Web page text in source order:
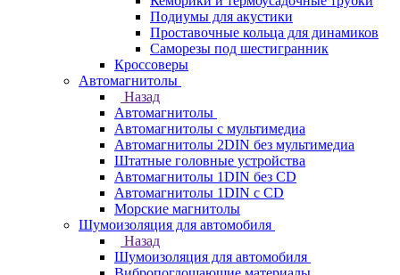
Подиумы для акустики
Проставочные кольца для динамиков
Саморезы под шестигранник
Кроссоверы
Автомагнитолы
Назад
Автомагнитолы
Автомагнитолы с мультимедиа
Автомагнитолы 2DIN без мультимедиа
Штатные головные устройства
Автомагнитолы 1DIN без CD
Автомагнитолы 1DIN с CD
Морские магнитолы
Шумоизоляция для автомобиля
Назад
Шумоизоляция для автомобиля